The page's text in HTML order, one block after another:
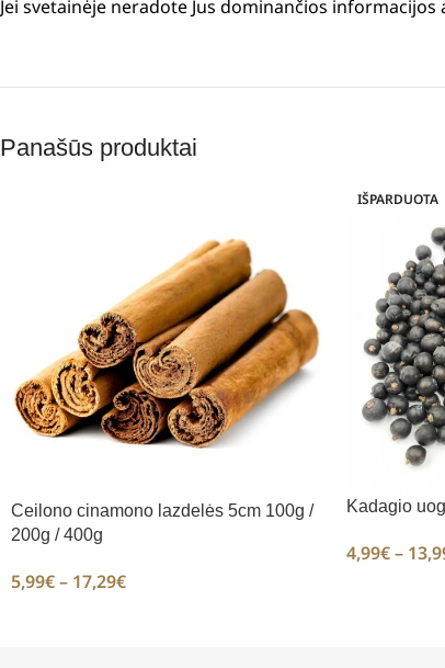
Jei svetainėje neradote Jus dominančios
Panašūs produktai
Ceilono cinamono lazdelės 5cm 100g /
200g / 400g
5,99€– 17,29€
IŠPARDUOTA
Kadagio
4,99€ –